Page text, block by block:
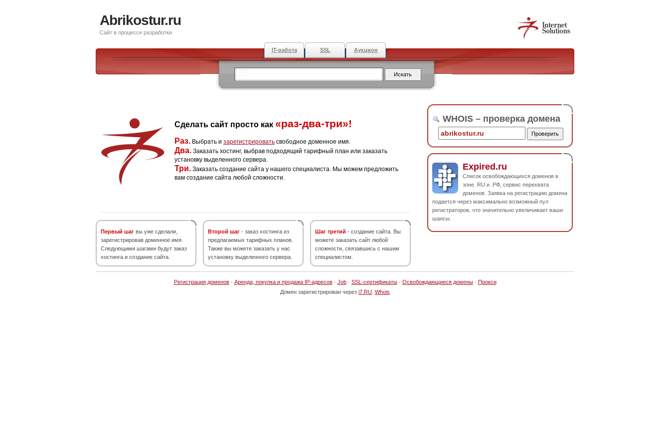
Abrikostur.ru
Сайт в процессе разработки
IT-работа SSL Аукцион
Сделать сайт просто как «раз-два-три»!
Раз. Выбрать и зарегистрировать свободное доменное имя.
Два. Заказать хостинг, выбрав подходящий тарифный план или заказать
установку выделенного сервера.
Три. Заказать создание сайта у нашего специалиста. Мы можем предложить
вам создание сайта любой сложности.
Первый шаг вы уже сделали,
зарегистрировав доменное имя.
Следующими шагами будут заказ
хостинга и создание сайта.
Второй шаг - заказ хостинга из
предлагаемых тарифных планов.
Также вы можете заказать у нас
установку выделенного сервера.
Шаг третий - создание сайта. Вы
можете заказать сайт любой
сложности, связавшись с нашим
специалистом.
WHOIS – проверка домена
Expired.ru
Список освобождающихся доменов в
зоне .RU и .РФ, сервис перехвата
доменов. Заявка на регистрацию домена
подается через максимально возможный пул
регистраторов, что значительно увеличивает ваши
шансы.
Регистрация доменов· Аренда, покупка и продажа IP-адресов· Job· SSL-сертификаты· Освобождающиеся домены· Прокси
Домен зарегистрирован через i7.RU Whois